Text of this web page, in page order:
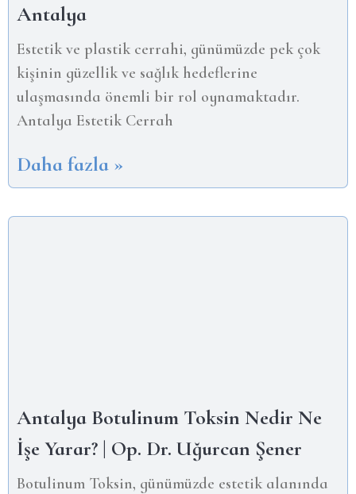
Antalya
Estetik ve plastik cerrahi, günümüzde pek çok
kişinin güzellik ve sağlık hedeflerine
ulaşmasında önemli bir rol oynamaktadır.
Antalya Estetik Cerrah
Daha fazla »
Antalya Botulinum Toksin Nedir Ne
İşe Yarar? | Op. Dr. Uğurcan Şener
Botulinum Toksin, günümüzde estetik alanında